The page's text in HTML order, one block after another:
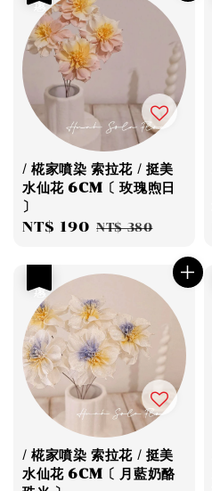
/ 椛家噴染 索拉花 / 挺美
水仙花 6CM〔 玫瑰煦日
〕
Sale
NT$ 190 Regular
NT$ 380
/ 椛家噴染 索拉花 / 挺美
水仙花 6CM〔 月藍奶酪